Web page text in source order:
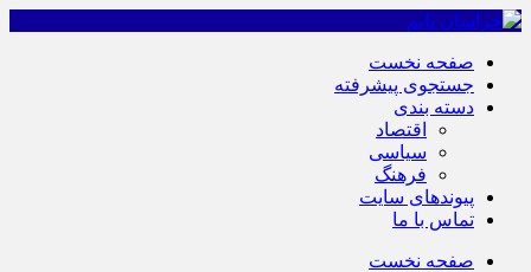
صفحه نخست
جستجوی پیشرفته
دسته بندی
اقتصاد
سیاسی
فرهنگ
پیوندهای سایت
تماس با ما
صفحه نخست